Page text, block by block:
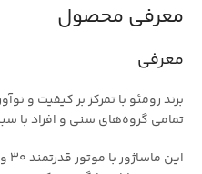
معرفی محصول
معرفی
تمامی گروه‌های سنی و افراد با